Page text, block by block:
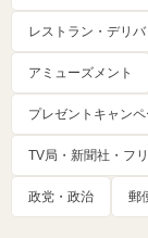
レストラン・デリ
アミューズメント
プレゼントキャン
TV局・新聞社・フ
政党・政治 郵